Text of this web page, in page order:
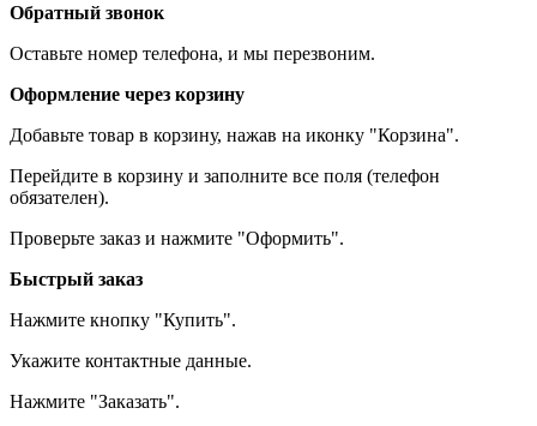
Обратный звонок
Оставьте номер телефона, и мы перезвоним.
Оформление через корзину
Добавьте товар в корзину, нажав на иконку "Корзина".
Перейдите в корзину и заполните все поля (телефон
обязателен).
Проверьте заказ и нажмите "Оформить".
Быстрый заказ
Нажмите кнопку "Купить".
Укажите контактные данные.
Нажмите "Заказать".